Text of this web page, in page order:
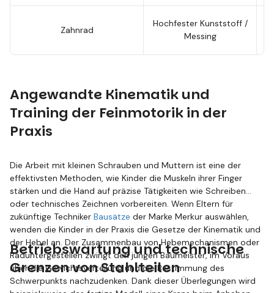
Zahnrad
Hochfester Kunststoff /
Messing
Angewandte Kinematik und
Training der Feinmotorik in der
Praxis
Die Arbeit mit kleinen Schrauben und Muttern ist eine der
effektivsten Methoden, wie Kinder die Muskeln ihrer Finger
stärken und die Hand auf präzise Tätigkeiten wie Schreiben
oder technisches Zeichnen vorbereiten. Wenn Eltern für
zukünftige Techniker Bausätze der Marke Merkur auswählen,
wenden die Kinder in der Praxis die Gesetze der Kinematik und
der Hebel an. Der Zusammenbau von Hebemechanismen oder
Raduntergestellen zwingt den jungen Baumeister, im Voraus
über die Gewichtsverteilung und die Bestimmung des
Schwerpunkts nachzudenken. Dank dieser Überlegungen wird
Betriebswartung und technische
Grenzen von Stahlteilen